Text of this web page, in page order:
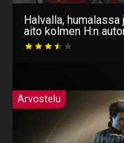
Halvalla,
aito kolmen H:n
Arvostelu